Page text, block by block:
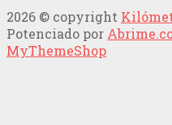
2026 © copyright
Potenciado por
MyThemeShop